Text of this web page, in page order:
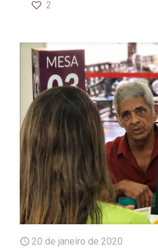
2
20 de janeiro de 2020